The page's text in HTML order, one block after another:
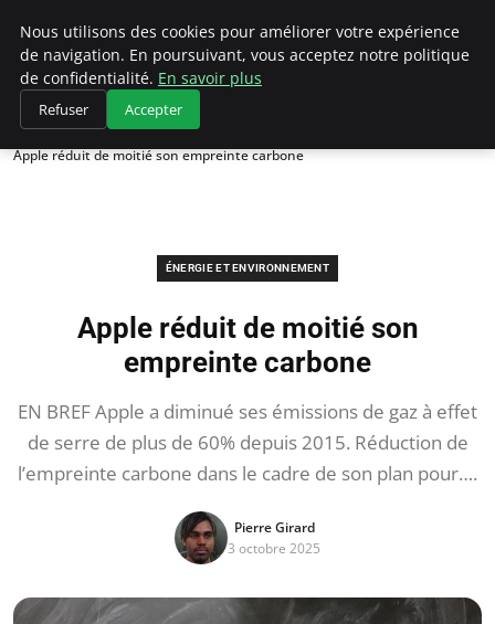
Climategatecountryclub.com
Accueil
Énergie et environnement
Apple réduit de moitié son empreinte carbone
ÉNERGIE ET ENVIRONNEMENT
Apple réduit de moitié son
empreinte carbone
EN BREF Apple a diminué ses émissions de gaz à effet
de serre de plus de 60% depuis 2015. Réduction de
l’empreinte carbone dans le cadre de son plan pour….
Pierre Girard
3 octobre 2025
Nous utilisons des cookies pour améliorer votre expérience
de navigation. En poursuivant, vous acceptez notre politique
de confidentialité. En savoir plus
Refuser Accepter